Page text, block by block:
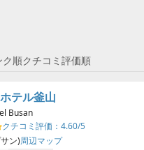
ク順クチコミ評価順
テル釜山
Busan
クチコミ評価： 4.60/5
ン)周辺マップ